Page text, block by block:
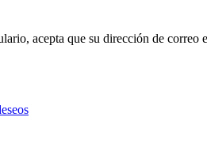
acepta que su dirección de